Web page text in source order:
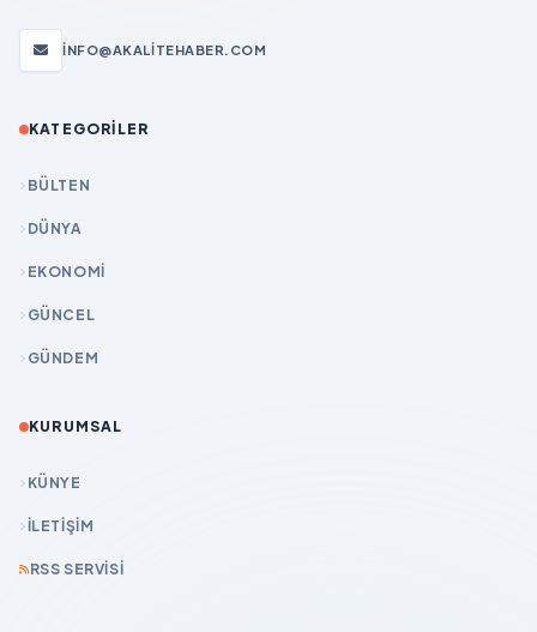
INFO@AKALITEHABER.COM
KATEGORILER
BÜLTEN
DÜNYA
EKONOMİ
GÜNCEL
GÜNDEM
KURUMSAL
KÜNYE
İLETIŞIM
RSS SERVISI